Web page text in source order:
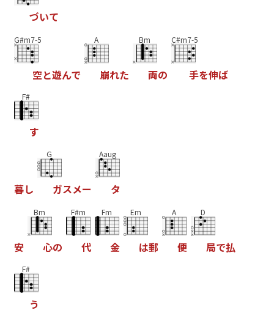
づいて
G#m7-5
空と遊んで
A
崩れた
Bm
両の
C#m7-5
手を伸ば
F#
す
暮し
G
ガスメー
Aaug
タ
安
Bm
心の
F#m
代
Fm
金
Em
は郵
A
便
D
局で払
F#
う